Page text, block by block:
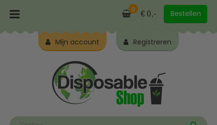
0 € 0,- Bestellen
Mijn account Registreren